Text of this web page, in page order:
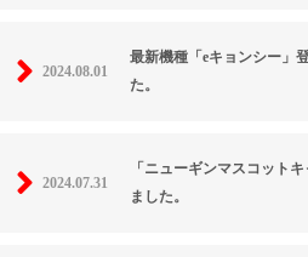
2024.08.01
最新機種「eキョンシー」
た。
2024.07.31
「ニューギンマスコット
ました。